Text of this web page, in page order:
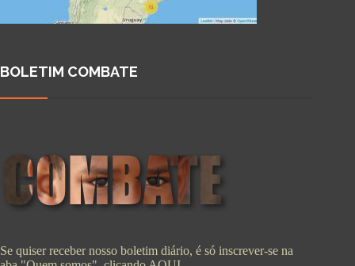
BOLETIM COMBATE
Se quiser receber nosso boletim diário, é só inscrever-se na